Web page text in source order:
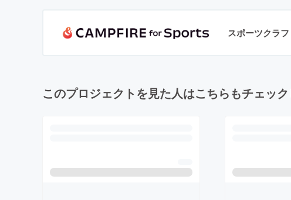
スポーツクラ
このプロジェクトを見た人はこちらもチェッ